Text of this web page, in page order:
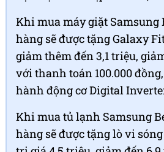
Khi mua máy giặt Samsung
hàng sẽ được tặng Galaxy
giảm thêm đến 3,1 triệu,
với thanh toán 100.000
hành động cơ Digital
Khi mua tủ lạnh Samsung
hàng sẽ được tặng lò vi sóng